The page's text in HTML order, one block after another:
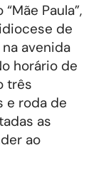
Paula”,
de
avenida
horário de
três
e roda de
as
ao